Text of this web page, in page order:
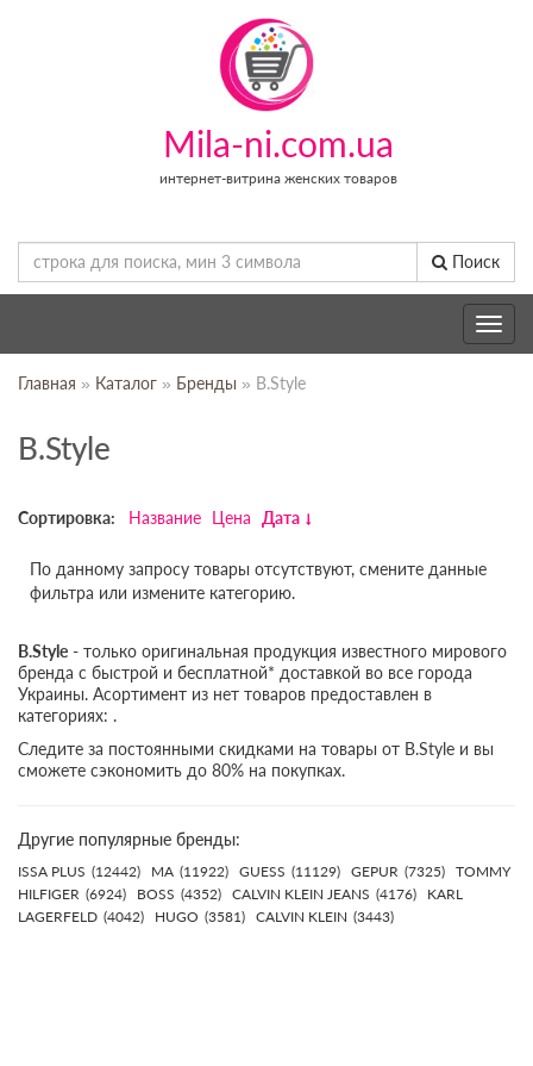
Mila-ni.com.ua
интернет-витрина женских товаров
Поиск
Toggle
Главная » Каталог » Бренды » B.Style
B.Style
Сортировка: Название Цена Дата
По данному запросу товары отсутствуют, смените данные
фильтра или измените категорию.
B.Style - только оригинальная продукция известного мирового
бренда с быстрой и бесплатной* доставкой во все города
Украины. Асортимент из нет товаров предоставлен в
категориях: .
Следите за постоянными скидками на товары от B.Style и вы
сможете сэкономить до 80% на покупках.
Другие популярные бренды:
ISSA PLUS (12442) MA (11922) GUESS (11129) GEPUR (7325) TOMMY
HILFIGER (6924) BOSS (4352) CALVIN KLEIN JEANS (4176)
KARL
LAGERFELD (4042) HUGO (3581) CALVIN KLEIN (3443)